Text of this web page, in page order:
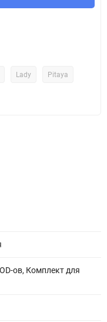
Lady Pitaya
ов, Комплект для